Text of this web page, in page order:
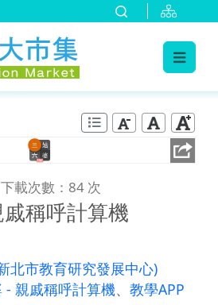
下載次數：84 次
稱呼計算機
北市教育研究發展中心)
- 親戚稱呼計算機、 教學APP